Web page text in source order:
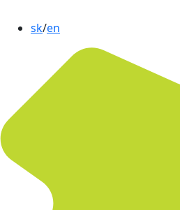
sk/en